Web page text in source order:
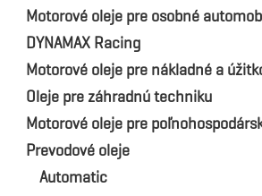
Motorové oleje pre osobné
DYNAMAX Racing
Motorové oleje pre nákladné a
Oleje pre záhradnú techniku
Motorové oleje pre
Prevodové oleje
Automatic